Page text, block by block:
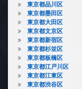
東京都品川区
東京都墨田区
東京都大田区
東京都文京区
東京都新宿区
東京都杉並区
東京都板橋区
東京都江戸川区
東京都江東区
東京都渋谷区